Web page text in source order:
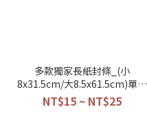
多款獨家長紙封條_(小
8x31.5cm/大8.5x61.5cm)單款
20張一包_133114~133122
NT$15 ~ NT$25